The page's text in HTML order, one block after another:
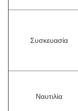
Συσκευασία
Ναυτιλία